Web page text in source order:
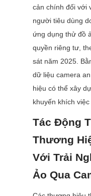
cản chính đối với
người tiêu dùng
ứng dụng thử đồ
quyền riêng tư,
sát năm 2025.
dữ liệu camera
hiệu có thể xây
khuyến khích
Tác Động
Thương
Với Trải
Ảo Qua